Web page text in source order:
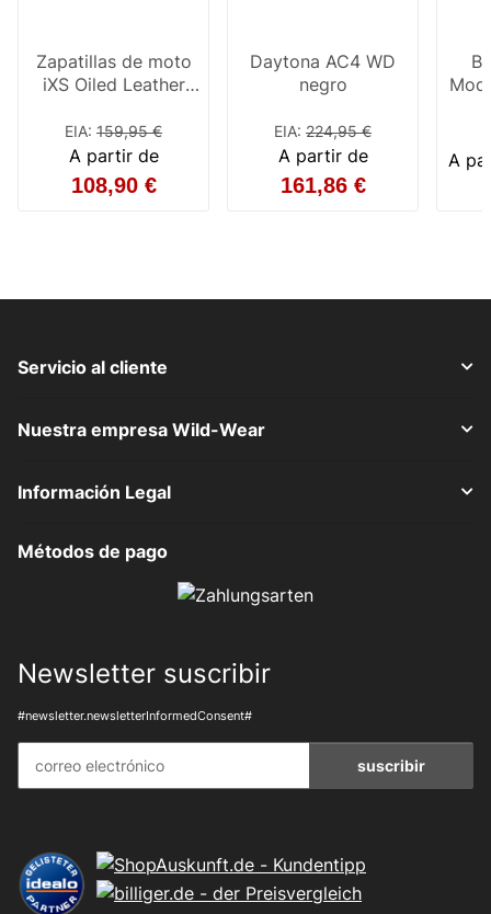
Zapatillas de moto
iXS Oiled Leather
EIA: 159,95 €
A partir de
108,90 €
Daytona AC4 WD
negro
EIA: 224,95 €
A partir de
161,86 €
A
Servicio al cliente
Nuestra empresa Wild-Wear
Información Legal
Métodos de pago
Newsletter suscribir
#newsletter.newsletterInformedConsent#
suscribir